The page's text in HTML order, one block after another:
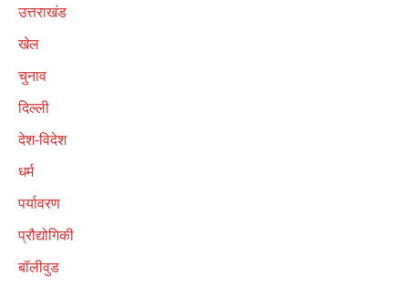
उत्तराखंड
खेल
चुनाव
दिल्ली
देश-विदेश
धर्म
पर्यावरण
प्रौद्योगिकी
बॉलीवुड